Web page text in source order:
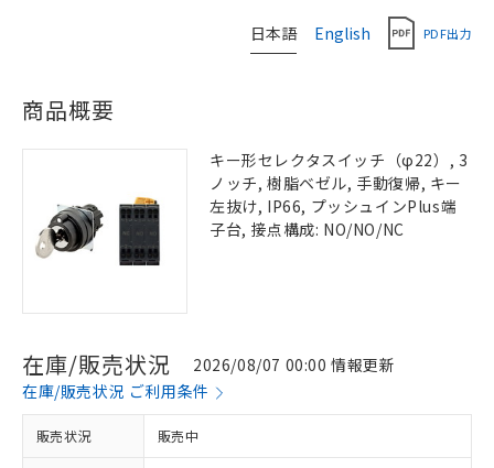
日本語 English PDF出力
商品概要
キー形セレクタスイッチ（φ22）, 3
ノッチ, 樹脂ベゼル, 手動復帰, キー
左抜け, IP66, プッシュインPlus端
子台, 接点構成: NO/NO/NC
在庫/販売状況
2026/08/07 00:00 情報更新
在庫/販売状況 ご利用条件
販売状況 販売中